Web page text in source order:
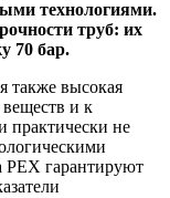
технологиями.
труб: их
70 бар.
также высокая
и к
практически не
PEX гарантируют